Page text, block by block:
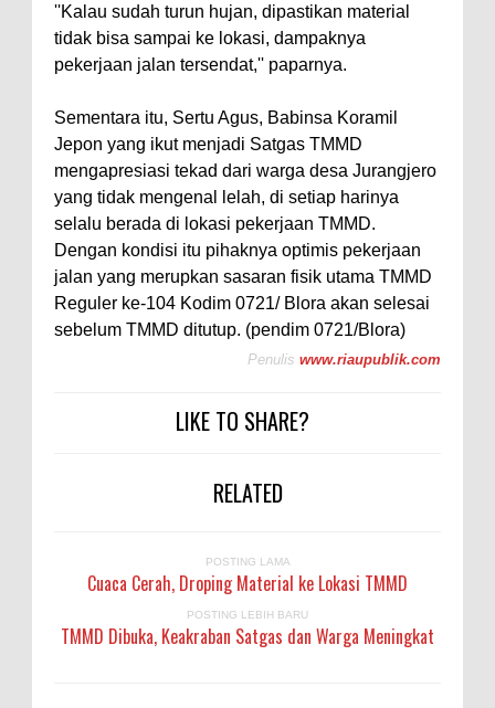
''Kalau sudah turun hujan, dipastikan material
tidak bisa sampai ke lokasi, dampaknya
pekerjaan jalan tersendat,'' paparnya.
Sementara itu, Sertu Agus, Babinsa Koramil
Jepon yang ikut menjadi Satgas TMMD
mengapresiasi tekad dari warga desa Jurangjero
yang tidak mengenal lelah, di setiap harinya
selalu berada di lokasi pekerjaan TMMD.
Dengan kondisi itu pihaknya optimis pekerjaan
jalan yang merupkan sasaran fisik utama TMMD
Reguler ke-104 Kodim 0721/ Blora akan selesai
sebelum TMMD ditutup. (pendim 0721/Blora)
Penulis www.riaupublik.com
LIKE TO SHARE?
RELATED
POSTING LAMA
Cuaca Cerah, Droping Material ke Lokasi TMMD
POSTING LEBIH BARU
TMMD Dibuka, Keakraban Satgas dan Warga Meningkat